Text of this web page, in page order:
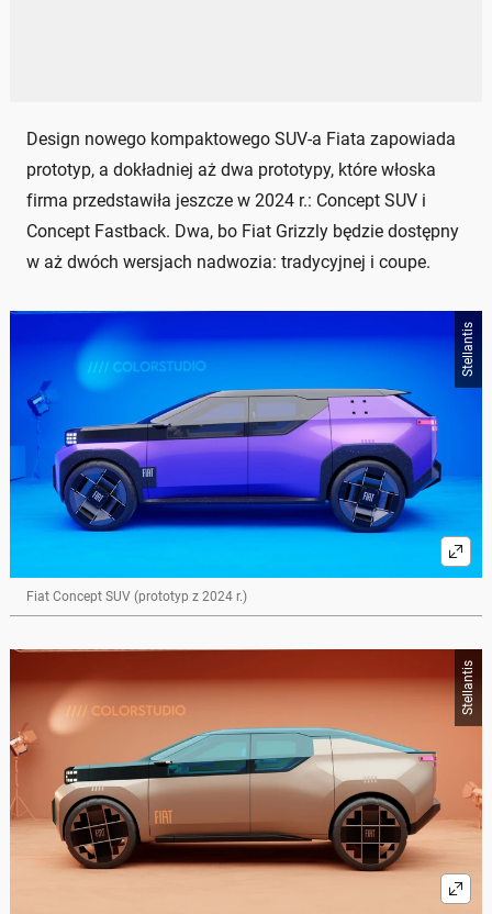
Design nowego kompaktowego SUV-a Fiata zapowiada
prototyp, a dokładniej aż dwa prototypy, które włoska
firma przedstawiła jeszcze w 2024 r.: Concept SUV i
Concept Fastback. Dwa, bo Fiat Grizzly będzie dostępny
w aż dwóch wersjach nadwozia: tradycyjnej i coupe.
Stellantis
Fiat Concept SUV (prototyp z 2024 r.)
Stellantis